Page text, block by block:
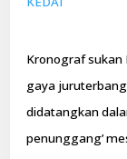
Kronograf
gaya
didatangkan
penunggang’